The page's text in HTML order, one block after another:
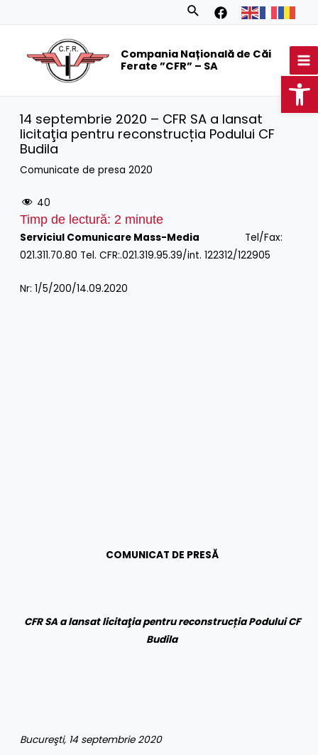
Search
Compania Națională de Căi
Ferate ”CFR” – SA
14 septembrie 2020 – CFR SA a lansat
licitaţia pentru reconstrucția Podului CF
Budila
Comunicate de presa 2020
40
Timp de lectură: 2 minute
Serviciul Comunicare Mass-Media Tel/Fax:
021.311.70.80 Tel. CFR:.021.319.95.39/int. 122312/122905
Nr: 1/5/200/14.09.2020
COMUNICAT DE PRESĂ
CFR SA a lansat licitaţia pentru reconstrucția Podului CF
Budila
Bucureşti, 14 septembrie 2020